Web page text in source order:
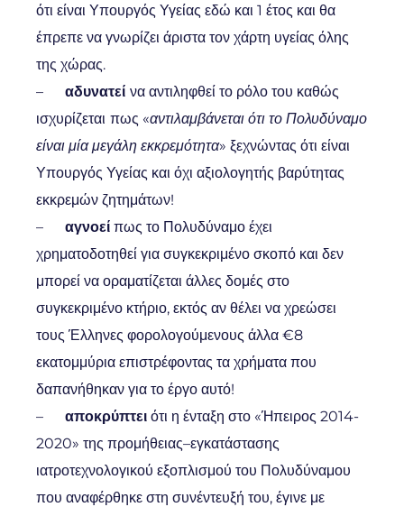
ότι είναι Υπουργός Υγείας εδώ και 1 έτος και θα
έπρεπε να γνωρίζει άριστα τον χάρτη υγείας όλης
της χώρας.
– αδυνατεί να αντιληφθεί το ρόλο του καθώς
ισχυρίζεται πως «αντιλαμβάνεται ότι το Πολυδύναμο
είναι μία μεγάλη εκκρεμότητα» ξεχνώντας ότι είναι
Υπουργός Υγείας και όχι αξιολογητής βαρύτητας
εκκρεμών ζητημάτων!
– αγνοεί πως το Πολυδύναμο έχει
χρηματοδοτηθεί για συγκεκριμένο σκοπό και δεν
μπορεί να οραματίζεται άλλες δομές στο
συγκεκριμένο κτήριο, εκτός αν θέλει να χρεώσει
τους Έλληνες φορολογούμενους άλλα €8
εκατομμύρια επιστρέφοντας τα χρήματα που
δαπανήθηκαν για το έργο αυτό!
– αποκρύπτει ότι η ένταξη στο «Ήπειρος 2014-
2020» της προμήθειας–εγκατάστασης
ιατροτεχνολογικού εξοπλισμού του Πολυδύναμου
που αναφέρθηκε στη συνέντευξή του, έγινε με